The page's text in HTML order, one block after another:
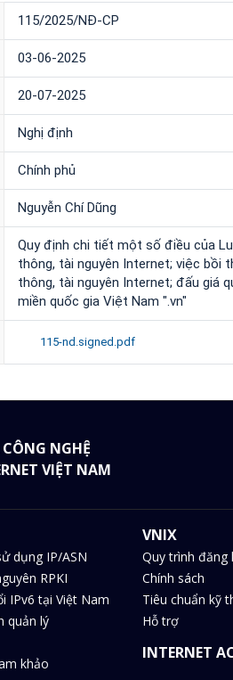
115/2025/NĐ-CP
03-06-2025
20-07-2025
Nghị định
Chính phủ
Nguyễn Chí Dũng
Quy định chi tiết một số điều của
thông, tài nguyên Internet; việc bồi
thông, tài nguyên Internet; đấu giá
miền quốc gia Việt Nam ".vn"
115-nd.signed.pdf
NGHỆ
VIỆT NAM
dụng IP/ASN
RPKI
IPv6 tại Việt Nam
quản lý
khảo
VNIX
Quy trình đăng
Chính sách
Tiêu chuẩn kỹ
Hỗ trợ
INTERNET